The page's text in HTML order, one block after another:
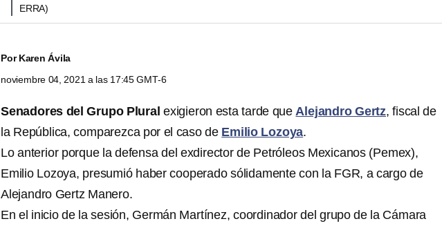
ERRA)
PorKaren Ávila
noviembre 04, 2021 a las 17:45 GMT-6
Senadores del Grupo Plural exigieron esta tarde queAlejandro Gertz, fiscal de
la República, comparezca por el caso de Emilio Lozoya.
Lo anterior porque la defensa del exdirector de Petróleos Mexicanos (Pemex),
Emilio Lozoya, presumió haber cooperado sólidamente con la FGR, a cargo de
Alejandro Gertz Manero.
En el inicio de la sesión, Germán Martínez, coordinador del grupo de la Cámara